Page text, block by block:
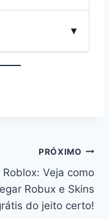
▾
no histórico.
PRÓXIMO
Roblox: Veja como
Robux e Skins
do jeito certo!